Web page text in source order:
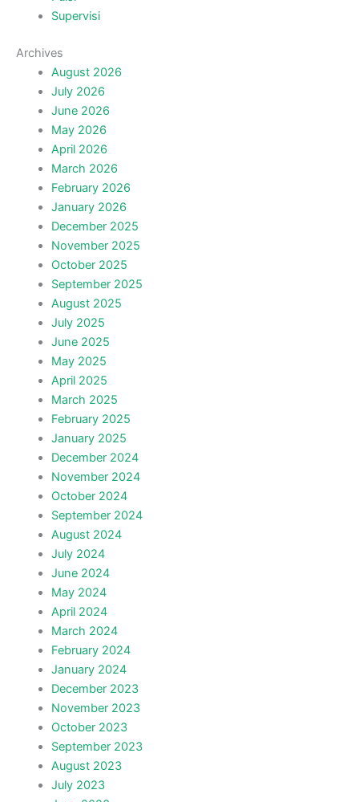
Supervisi
Archives
August 2026
July 2026
June 2026
May 2026
April 2026
March 2026
February 2026
January 2026
December 2025
November 2025
October 2025
September 2025
August 2025
July 2025
June 2025
May 2025
April 2025
March 2025
February 2025
January 2025
December 2024
November 2024
October 2024
September 2024
August 2024
July 2024
June 2024
May 2024
April 2024
March 2024
February 2024
January 2024
December 2023
November 2023
October 2023
September 2023
August 2023
July 2023